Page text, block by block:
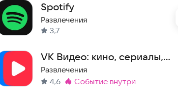
Spotify
Развлечения
3,7
VK Видео: кино, сериалы,
ТВ, мультфильмы и клипы
Развлечения
4,6
Метка:
событие внутри